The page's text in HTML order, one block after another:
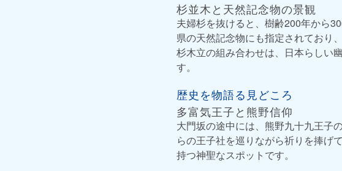
杉並木と天然記念物の景観
夫婦杉を抜けると、樹齢200年から
県の天然記念物にも指定されており
杉木立の組み合わせは、日本らしい
す。
歴史を物語る見どころ
多富気王子と熊野信仰
大門坂の途中には、熊野九十九王子
らの王子社を巡りながら祈りを捧げ
持つ神聖なスポットです。